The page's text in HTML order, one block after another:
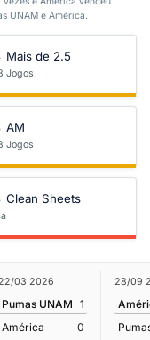
UNAM e América.
Mais de 2.5
Jogos
AM
Jogos
Clean Sheets
03 2026
Pumas UNAM 1
América
0
28/09